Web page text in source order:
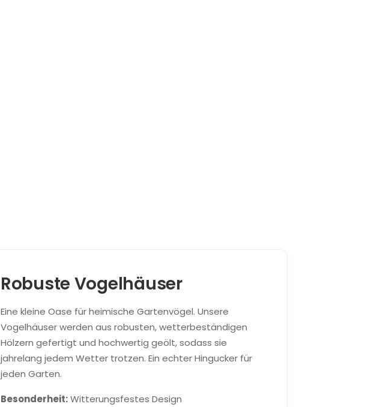
Robuste Vogelhäuser
Eine kleine Oase für heimische Gartenvögel. Unsere
Vogelhäuser werden aus robusten, wetterbeständigen
Hölzern gefertigt und hochwertig geölt, sodass sie
jahrelang jedem Wetter trotzen. Ein echter Hingucker für
jeden Garten.
Besonderheit:Witterungsfestes Design